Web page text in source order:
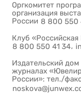
Оргкомитет
организация
России 8 800 550
Клуб
8 800 550 41 34,
Издательский
журналах
России»: тел./